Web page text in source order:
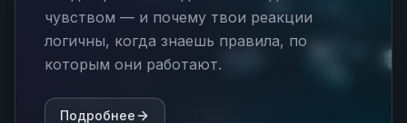
чувством — и почему твои реакции
логичны, когда знаешь правила, по
которым они работают.
Подробнее